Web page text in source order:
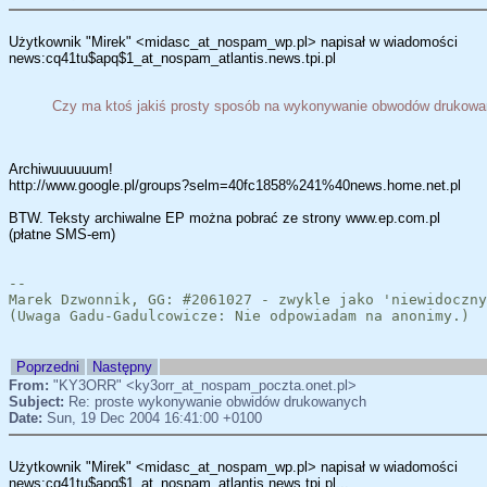
Użytkownik "Mirek" <midasc_at_nospam_wp.pl> napisał w wiadomości
news:cq41tu$apq$1_at_nospam_atlantis.news.tpi.pl
Czy ma ktoś jakiś prosty sposób na wykonywanie obwodów
Archiwuuuuuum!
http://www.google.pl/groups?selm=40fc1858%241%40news.home.net.pl
BTW. Teksty archiwalne EP można pobrać ze strony www.ep.com.pl
(płatne SMS-em)
--
Marek Dzwonnik, GG: #2061027 - zwykle jako
(Uwaga Gadu-Gadulcowicze: Nie odpowiadam na anonimy.)
Poprzedni Następny
From: "KY3ORR" <ky3orr_at_nospam_poczta.onet.pl>
Subject: Re: proste wykonywanie obwidów drukowanych
Date: Sun, 19 Dec 2004 16:41:00 +0100
Użytkownik "Mirek" <midasc_at_nospam_wp.pl> napisał w wiadomości
news:cq41tu$apq$1_at_nospam_atlantis.news.tpi.pl...